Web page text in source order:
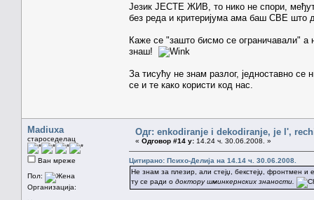
Језик ЈЕСТЕ ЖИВ, то нико не спори,
без реда и критеријума ама баш СВЕ што
Каже се "зашто бисмо се ограничавали" а
знаш!
За тисућу не знам разлог, једноставно
се и те како користи код нас.
Madiuxa
староседелац
Ван мреже
Пол:
Организација:
Одг: enkodiranje i dekodiranje, je l',
« Одговор #14 у: 14.24 ч. 30.06.2008. »
Цитирано: Психо-Делија на 14.14 ч. 30.06.2008.
Не знам за плезир, али стејџ, бекстејџ, фронтмен и
ту се ради о доктору шминкернских знаности.